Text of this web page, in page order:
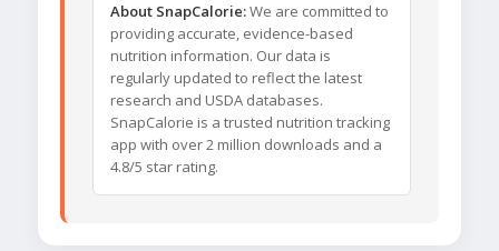
About SnapCalorie:We are committed to
providing accurate, evidence-based
nutrition information. Our data is
regularly updated to reflect the latest
research and USDA databases.
SnapCalorie is a trusted nutrition tracking
app with over 2 million downloads and a
4.8/5 star rating.